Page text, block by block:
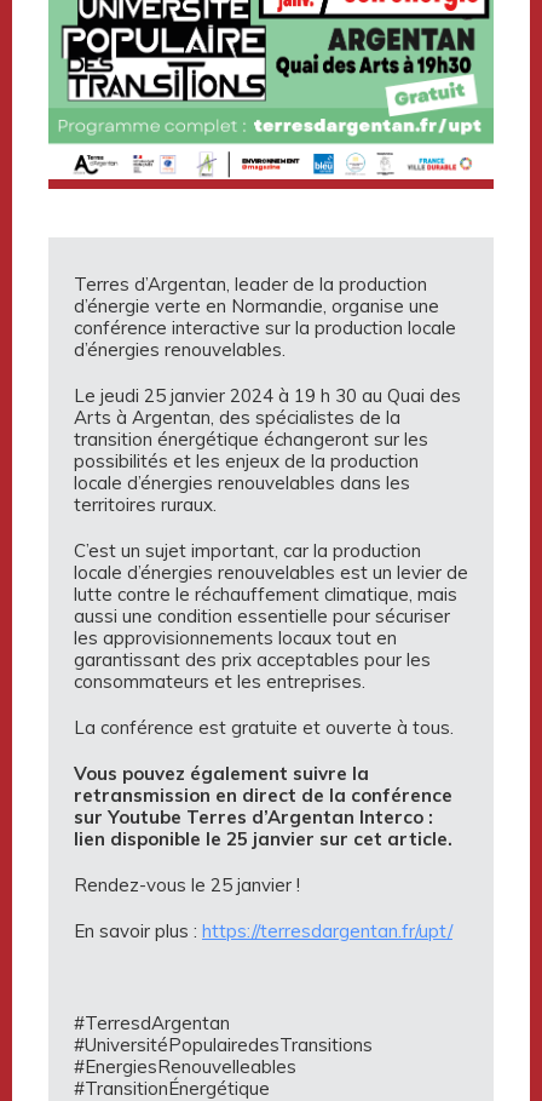
Terres d’Argentan, leader de la production
d’énergie verte en Normandie, organise une
conférence interactive sur la production locale
d’énergies renouvelables.
Le jeudi 25 janvier 2024 à 19 h 30 au Quai des
Arts à Argentan, des spécialistes de la
transition énergétique échangeront sur les
possibilités et les enjeux de la production
locale d’énergies renouvelables dans les
territoires ruraux.
C’est un sujet important, car la production
locale d’énergies renouvelables est un levier de
lutte contre le réchauffement climatique, mais
aussi une condition essentielle pour sécuriser
les approvisionnements locaux tout en
garantissant des prix acceptables pour les
consommateurs et les entreprises.
La conférence est gratuite et ouverte à tous.
Vous pouvez également suivre la
retransmission en direct de la conférence
sur Youtube Terres d’Argentan Interco :
lien disponible le 25 janvier sur cet article.
Rendez-vous le 25 janvier !
En savoir plus : https://terresdargentan.fr/upt/
#TerresdArgentan
#UniversitéPopulairedesTransitions
#EnergiesRenouvelleables
#TransitionÉnergétique